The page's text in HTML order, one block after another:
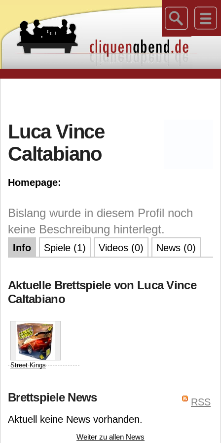
Luca Vince
Caltabiano
Homepage:
Bislang wurde in diesem Profil noch
keine Beschreibung hinterlegt.
Info Spiele (1) Videos (0) News (0)
Aktuelle Brettspiele von Luca Vince
Caltabiano
Street Kings
Luca Vince Caltabiano RSS
Brettspiele News
Aktuell keine News vorhanden.
Weiter zu allen News